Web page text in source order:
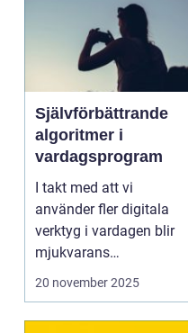
Självförbättrande
algoritmer i
vardagsprogram
I takt med att vi
använder fler digitala
verktyg i vardagen blir
mjukvarans
anpassningsför...
20 november 2025